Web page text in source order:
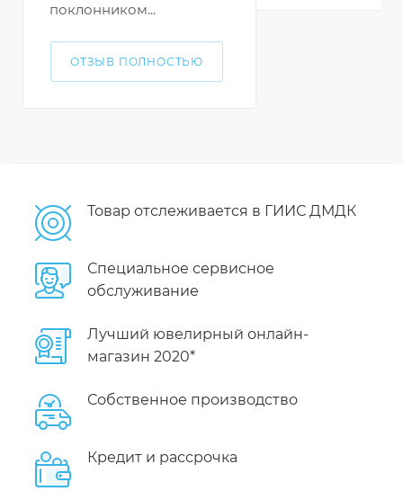
поклонником...
ОТЗЫВ ПОЛНОСТЬЮ
Товар отслеживается в ГИИС ДМДК
Специальное сервисное
обслуживание
Лучший ювелирный онлайн-
магазин 2020*
Собственное производство
Кредит и рассрочка